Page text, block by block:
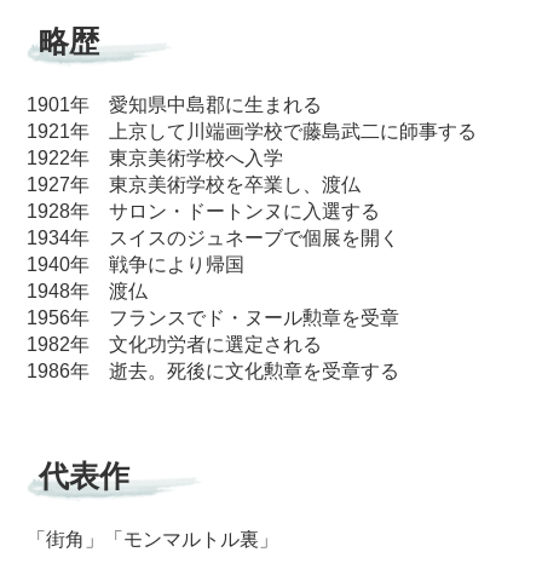
略歴
1901年 愛知県中島郡に生まれる
1921年 上京して川端画学校で藤島武二に師事する
1922年 東京美術学校へ入学
1927年 東京美術学校を卒業し、渡仏
1928年 サロン・ドートンヌに入選する
1934年 スイスのジュネーブで個展を開く
1940年 戦争により帰国
1948年 渡仏
1956年 フランスでド・ヌール勲章を受章
1982年 文化功労者に選定される
1986年 逝去。死後に文化勲章を受章する
代表作
「街角」「モンマルトル裏」